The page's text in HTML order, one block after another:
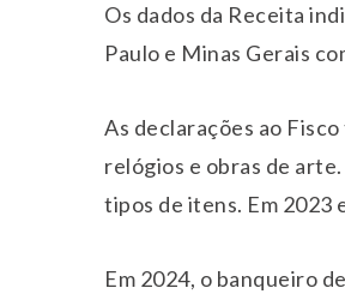
Os dados da Receita
Paulo e Minas Gerais
As declarações ao
relógios e obras de
tipos de itens. Em 2023
Em 2024, o banqueiro